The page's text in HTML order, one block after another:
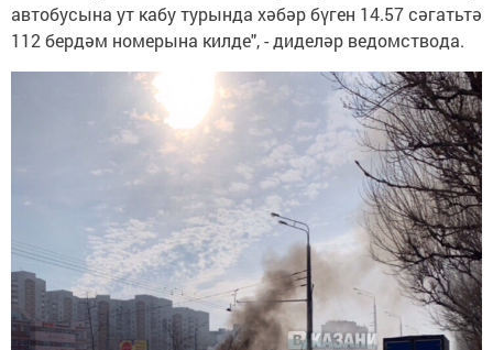
автобусына ут кабу турында хәбәр бүген 14.57 сәгатьтә
112 бердәм номерына килде", - диделәр ведомствода.